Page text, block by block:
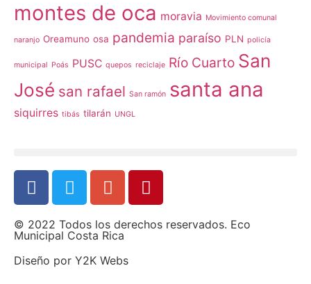
montes de oca moravia Movimiento comunal
naranjo Oreamuno osa pandemia paraíso PLN policía
municipal Poás PUSC quepos reciclaje Río Cuarto San
José san rafael San ramón santa ana
siquirres tibás tilarán UNGL
© 2022 Todos los derechos reservados. Eco
Municipal Costa Rica
Diseño por Y2K Webs